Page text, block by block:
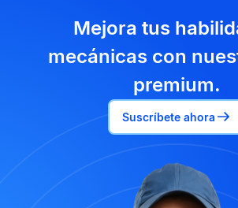
Mejora tus
mecánicas con
premium.
Suscríbete ahora